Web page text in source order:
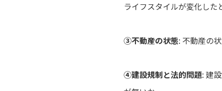
ライフスタイルが変化した
③不動産の状態: 不動産の
④建設規制と法的問題: 建